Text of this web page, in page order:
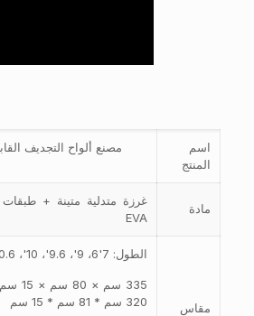
اسم
المنتج
مصنع ألواح التجديف
مادة
EVA
مقاس
الطول: 7'6، 9'، 9.6'، 10'، 10.6'، 11'، 11.6'، 12'، 14'
320 سم * 81 سم * 15 سم